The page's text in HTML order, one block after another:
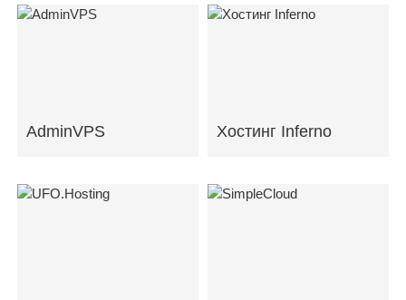
AdminVPS Хостинг Inferno